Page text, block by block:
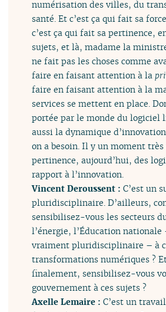
numérisation des villes, du
santé. Et c’est ça qui fait sa
c’est ça qui fait sa pertinence,
sujets, et là, madame la
ne fait pas les choses comme
faire en faisant attention à la
faire en faisant attention à la
services se mettent en place.
portée par le monde du logiciel
aussi la dynamique
on a besoin. Il y un moment
pertinence, aujourd’hui, des
rapport à l’innovation.
Vincent Deroussent : C’est un
pluridisciplinaire. D’ailleurs,
sensibilisez-vous les secteurs
l’énergie, l’Éducation nationale
vraiment pluridisciplinaire – à
transformations numériques ?
finalement, sensibilisez-vous
gouvernement à ces sujets ?
Axelle Lemaire :C’est un